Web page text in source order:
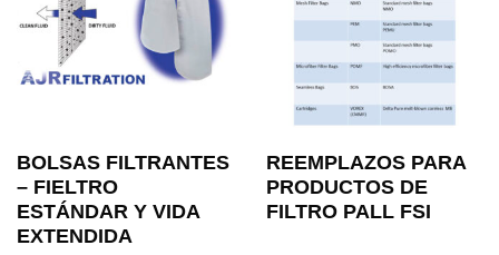
BOLSAS FILTRANTES
– FIELTRO
ESTÁNDAR Y VIDA
EXTENDIDA
REEMPLAZOS PARA
PRODUCTOS DE
FILTRO PALL FSI